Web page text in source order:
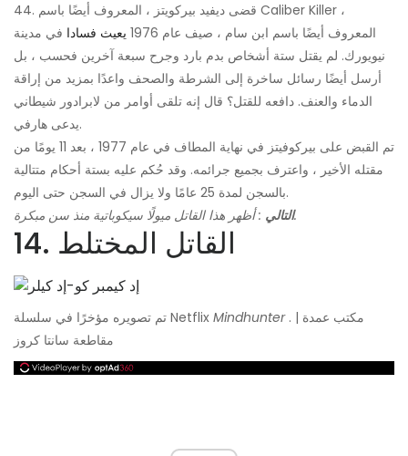
قضى ديفيد بيركويتز ، المعروف أيضًا باسم .44 Caliber Killer ،
المعروف أيضًا باسم ابن سام ، صيف عام 1976
يعيث فسادا في مدينة
نيويورك. لم يقتل ستة أشخاص بدم بارد وجرح سبعة آخرين فحسب ، بل
أرسل أيضًا رسائل ساخرة إلى الشرطة والصحف واعدًا بمزيد من إراقة
الدماء والعنف. دافعه للقتل؟ قال إنه تلقى أوامر من لابرادور شيطاني
يدعى هارفي.
تم القبض على بيركوفيتز في نهاية المطاف في عام 1977 ، بعد 11 يومًا من
مقتله الأخير ، واعترف بجميع جرائمه. وقد حُكم عليه بستة أحكام متتالية
بالسجن لمدة 25 عامًا ولا يزال في السجن حتى اليوم.
التالي: أظهر هذا القاتل ميولًا سيكوباتية منذ سن مبكرة.
14. القاتل المختلط
تم تصويره مؤخرًا في سلسلة Netflix Mindhunter. | مكتب عمدة
مقاطعة سانتا كروز